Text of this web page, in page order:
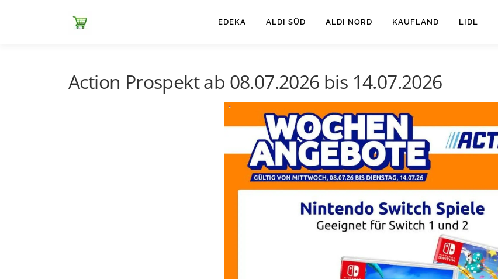
ЕDEKA ALDI SÜD ALDI NORD KAUFLAND LIDL
Action Prospekt ab 08.07.2026 bis 14.07.2026